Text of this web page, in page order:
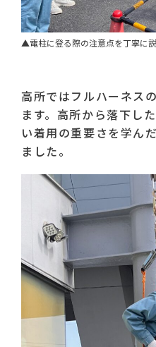
▲電柱に登る際の注意点を丁寧に説
高所ではフルハーネス
ます。高所から落下し
い着用の重要さを学ん
ました。